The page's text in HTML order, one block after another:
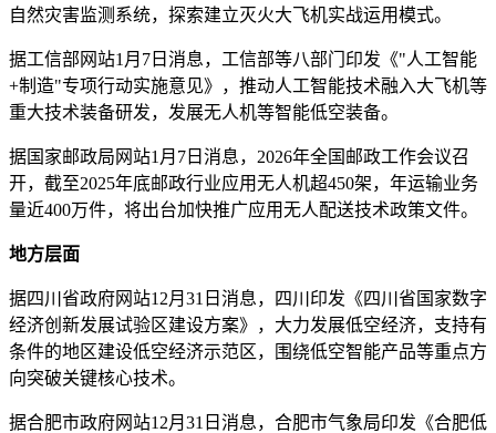
自然灾害监测系统，探索建立灭火大飞机实战运用模式。
据工信部网站1月7日消息，工信部等八部门印发《"人工智能
+制造"专项行动实施意见》，推动人工智能技术融入大飞机等
重大技术装备研发，发展无人机等智能低空装备。
据国家邮政局网站1月7日消息，2026年全国邮政工作会议召
开，截至2025年底邮政行业应用无人机超450架，年运输业务
量近400万件，将出台加快推广应用无人配送技术政策文件。
地方层面
据四川省政府网站12月31日消息，四川印发《四川省国家数字
经济创新发展试验区建设方案》，大力发展低空经济，支持有
条件的地区建设低空经济示范区，围绕低空智能产品等重点方
向突破关键核心技术。
据合肥市政府网站12月31日消息，合肥市气象局印发《合肥低